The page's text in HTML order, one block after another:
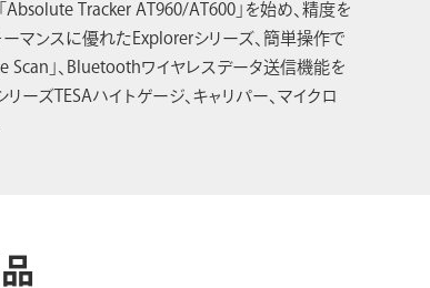
Absolute Tracker AT960/AT600」を始め、精度を
マンスに優れたExplorerシリーズ、簡単操作で
Scan」、Bluetoothワイヤレスデータ送信機能を
ーズTESAハイトゲージ、キャリパー、マイクロ